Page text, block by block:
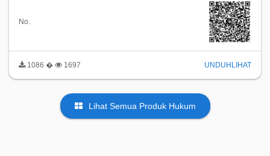
No.
1086 � 1697 UNDUH LIHAT
Lihat Semua Produk Hukum